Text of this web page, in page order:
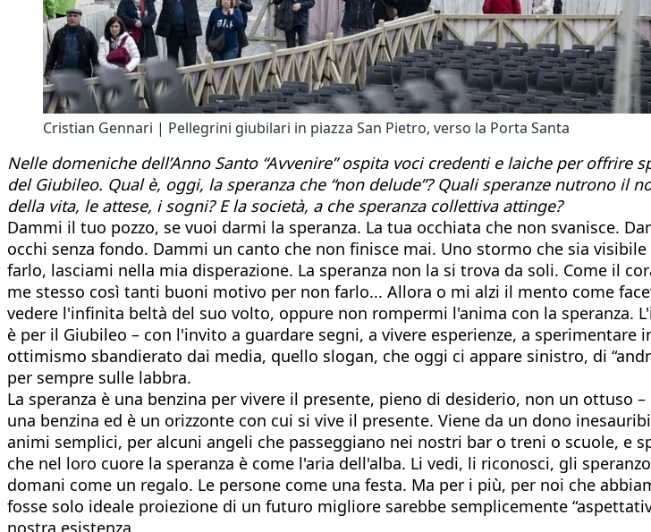
Cristian Gennari | Pellegrini giubilari in piazza San Pietro, verso la Porta Santa
Nelle domeniche dell’Anno Santo “Avvenire” ospita voci credenti e laiche per
del Giubileo. Qual è, oggi, la speranza che “non delude”? Quali speranze nutrono
della vita, le attese, i sogni? E la società, a che speranza collettiva attinge?
Dammi il tuo pozzo, se vuoi darmi la speranza. La tua occhiata che non svanisce.
occhi senza fondo. Dammi un canto che non finisce mai. Uno stormo che sia
farlo, lasciami nella mia disperazione. La speranza non la si trova da soli. Come il
me stesso così tanti buoni motivo per non farlo... Allora o mi alzi il mento come
vedere l'infinita beltà del suo volto, oppure non rompermi l'anima con la speranza.
è per il Giubileo – con l'invito a guardare segni, a vivere esperienze, a
ottimismo sbandierato dai media, quello slogan, che oggi ci appare sinistro, di
per sempre sulle labbra.
La speranza è una benzina per vivere il presente, pieno di desiderio, non un
una benzina ed è un orizzonte con cui si vive il presente. Viene da un dono
animi semplici, per alcuni angeli che passeggiano nei nostri bar o treni o scuole,
che nel loro cuore la speranza è come l'aria dell'alba. Li vedi, li riconosci, gli
domani come un regalo. Le persone come una festa. Ma per i più, per noi che
fosse solo ideale proiezione di un futuro migliore sarebbe semplicemente
nostra esistenza.